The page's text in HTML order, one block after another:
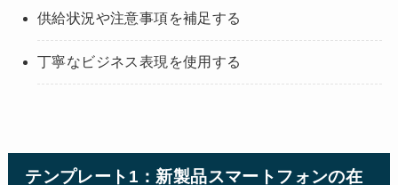
供給状況や注意事項を補足する
丁寧なビジネス表現を使用する
テンプレート1：新製品スマートフォンの在